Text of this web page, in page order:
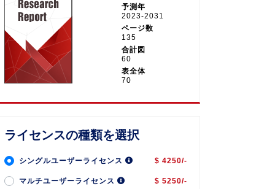
予測年
2023-2031
ページ数
135
合計図
60
表全体
70
ライセンスの種類を選択
シングルユーザーライセンス $ 4250/-
マルチユーザーライセンス $ 5250/-